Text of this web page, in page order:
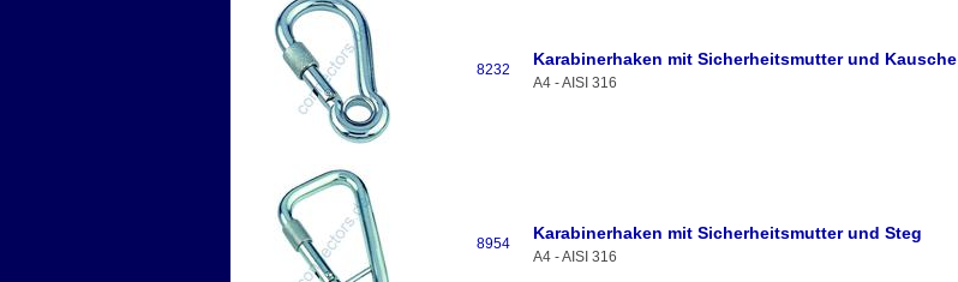
8232
Karabinerhaken mit Sicherheitsmutter und Kausche
A4 - AISI 316
8954
Karabinerhaken mit Sicherheitsmutter und Steg
A4 - AISI 316